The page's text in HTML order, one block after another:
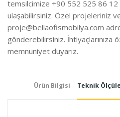
temsilcimize +90 552 525 86 12
ulaşabilirsiniz. Özel projeleriniz
proje@bellaofismobilya.com
gönderebilirsiniz. İhtiyaçlarınıza
memnuniyet duyarız.
Ürün Bilgisi Teknik